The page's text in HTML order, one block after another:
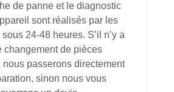
de panne et le diagnostic
sont réalisés par les
24-48 heures. S’il n’y a
changement de pièces
nous passerons directement
sinon nous vous